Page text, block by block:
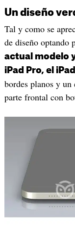
Un diseño
Tal y como se
de diseño optando
actual modelo
iPad Pro, el
bordes planos y
parte frontal con